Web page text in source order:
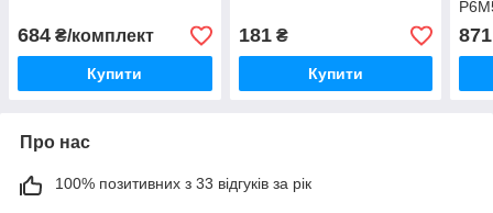
684 ₴/комплект
Купити
181₴
Купити
зав.)
871
Про нас
100% позитивних з 33 відгуків за рік